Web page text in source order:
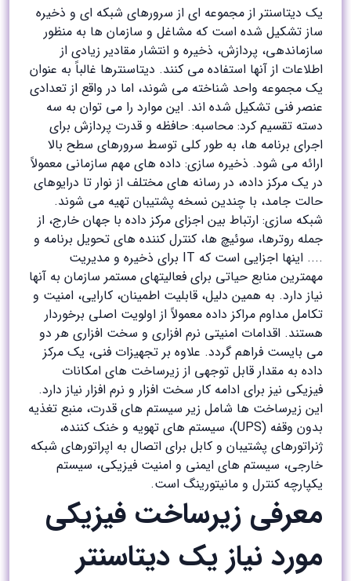
یک دیتاسنتر از مجموعه ای از سرورهای شبکه ای و ذخیره
ساز تشکیل شده است که مشاغل و سازمان ها به منظور
سازماندهی، پردازش، ذخیره و انتشار مقادیر زیادی از
اطلاعات از آنها استفاده می کنند. دیتاسنترها غالباً به عنوان
یک مجموعه واحد شناخته می شوند، اما در واقع از تعدادی
عنصر فنی تشکیل شده اند. این موارد را می توان به سه
دسته تقسیم کرد: محاسبه: حافظه و قدرت پردازش برای
اجرای برنامه ها، به طور کلی توسط سرورهای سطح بالا
ارائه می شود. ذخیره سازی: داده های مهم سازمانی معمولاً
در یک مرکز داده، در رسانه های مختلف از نوار تا درایوهای
حالت جامد، با چندین نسخه پشتیبان تهیه می شوند.
شبکه سازی: ارتباط بین اجزای مرکز داده با جهان خارج، از
جمله روترها، سوئیچ ها، کنترل کننده های تحویل برنامه و
.... اینها اجزایی است که IT برای ذخیره و مدیریت
مهمترین منابع حیاتی برای فعالیتهای مستمر سازمان به آنها
نیاز دارد. به همین دلیل، قابلیت اطمینان، کارایی، امنیت و
تکامل مداوم مراکز داده معمولاً از اولویت اصلی برخوردار
هستند. اقدامات امنیتی نرم افزاری و سخت افزاری هر دو
می بایست فراهم گردد. علاوه بر تجهیزات فنی، یک مرکز
داده به مقدار قابل توجهی از زیرساخت های امکانات
فیزیکی نیز برای ادامه کار سخت افزار و نرم افزار نیاز دارد.
این زیرساخت ها شامل زیر سیستم های قدرت، منبع تغذیه
بدون وقفه (UPS)، سیستم های تهویه و خنک کننده،
ژنراتورهای پشتیبان و کابل برای اتصال به اپراتورهای شبکه
خارجی، سیستم های ایمنی و امنیت فیزیکی، سیستم
یکپارچه کنترل و مانیتورینگ است.
معرفی زیرساخت فیزیکی
مورد نیاز یک دیتاسنتر